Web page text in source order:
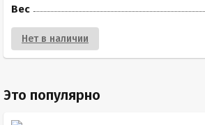
Вес
Нет в наличии
Это популярно